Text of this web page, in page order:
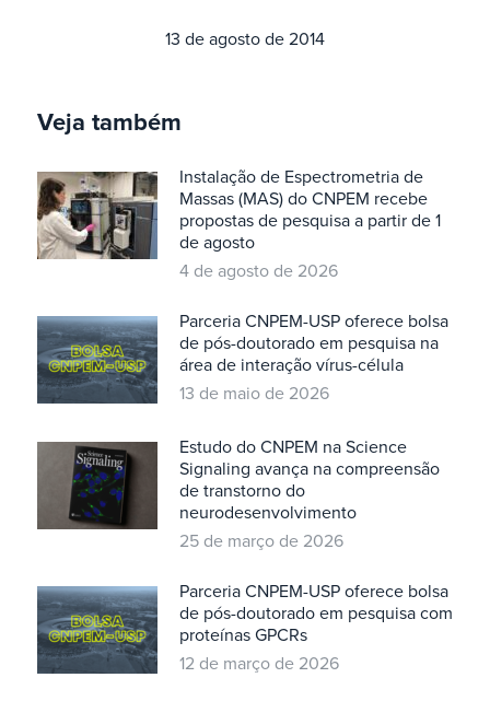
13 de agosto de 2014
Veja também
Instalação de Espectrometria de
Massas (MAS) do CNPEM recebe
propostas de pesquisa a partir de 1
de agosto
4 de agosto de 2026
Parceria CNPEM-USP oferece bolsa
de pós-doutorado em pesquisa na
área de interação vírus-célula
13 de maio de 2026
Estudo do CNPEM na Science
Signaling avança na compreensão
de transtorno do
neurodesenvolvimento
25 de março de 2026
Parceria CNPEM-USP oferece bolsa
de pós-doutorado em pesquisa com
proteínas GPCRs
12 de março de 2026